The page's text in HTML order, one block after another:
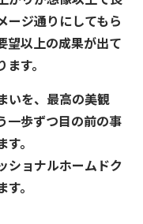
ージ通りにしてもら
望以上の成果が出て
す。
いを、最高の美観
一歩ずつ目の前の事
。
ショナルホームドク
ます。